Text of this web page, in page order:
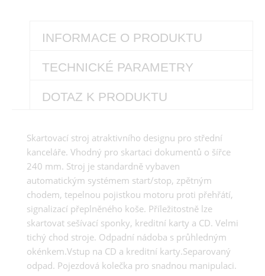
INFORMACE O PRODUKTU
TECHNICKÉ PARAMETRY
DOTAZ K PRODUKTU
Skartovací stroj atraktivního designu pro střední
kanceláře. Vhodný pro skartaci dokumentů o šířce
240 mm. Stroj je standardně vybaven
automatickým systémem start/stop, zpětným
chodem, tepelnou pojistkou motoru proti přehřátí,
signalizací přeplněného koše. Příležitostně lze
skartovat sešívací sponky, kreditní karty a CD. Velmi
tichý chod stroje. Odpadní nádoba s průhledným
okénkem.Vstup na CD a kreditní karty.Separovaný
odpad. Pojezdová kolečka pro snadnou manipulaci.